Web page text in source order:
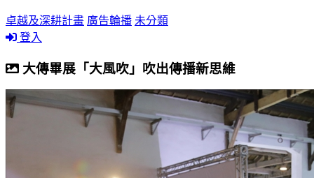
卓越及深耕計畫 廣告輪播 未分類
登入
大傳畢展「大風吹」吹出傳播新思維